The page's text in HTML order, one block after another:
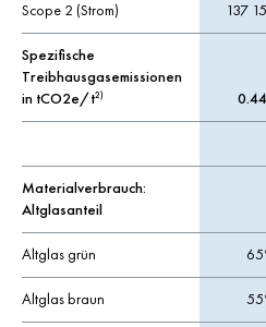
Scope 2 (Strom) 137
Spezifische
Treibhausgasemissionen
in tCO2e/t2)
Materialverbrauch:
Altglasanteil
Altglas grün
Altglas braun